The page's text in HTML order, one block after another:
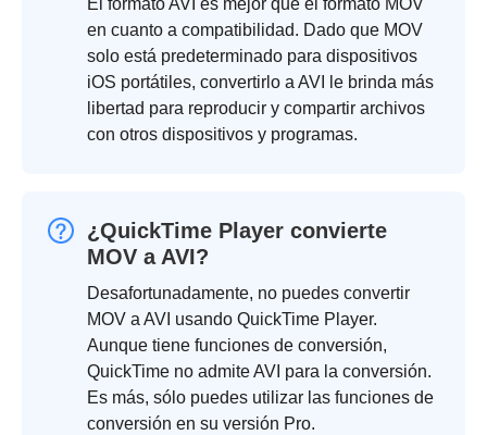
El formato AVI es mejor que el formato MOV
en cuanto a compatibilidad. Dado que MOV
solo está predeterminado para dispositivos
iOS portátiles, convertirlo a AVI le brinda más
libertad para reproducir y compartir archivos
con otros dispositivos y programas.
¿QuickTime Player convierte
MOV a AVI?
Desafortunadamente, no puedes convertir
MOV a AVI usando QuickTime Player.
Aunque tiene funciones de conversión,
QuickTime no admite AVI para la conversión.
Es más, sólo puedes utilizar las funciones de
conversión en su versión Pro.